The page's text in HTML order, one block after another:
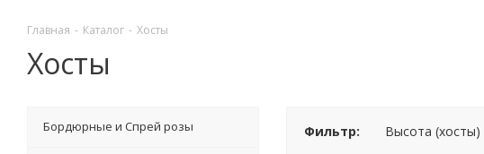
Главная - Каталог - Хосты
Хосты
Фильтр: Высота (хосты)
Бордюрные и Спрей розы